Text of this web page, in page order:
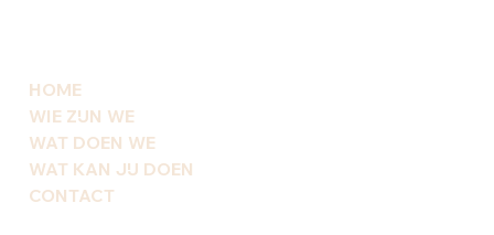
HOME
WIE ZIJN WE
WAT DOEN WE
WAT KAN JIJ DOEN
CONTACT